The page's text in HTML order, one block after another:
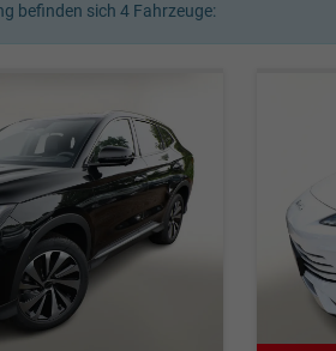
befinden sich 4Fahrzeuge: